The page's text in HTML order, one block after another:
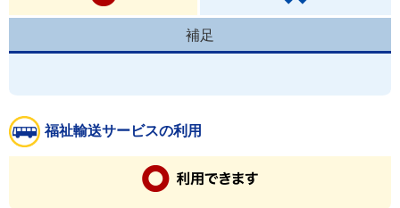
補足
福祉輸送サービスの利用